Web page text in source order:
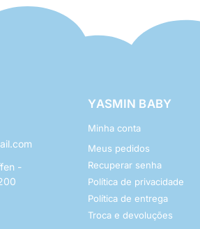
-
YASMIN BABY
Minha conta
Meus pedidos
Recuperar senha
Política de privacidade
Política de entrega
Troca e devoluções